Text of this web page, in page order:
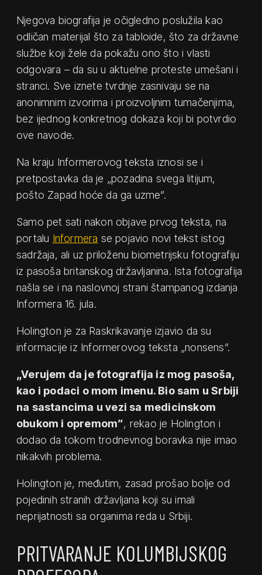
Njegova biografija je očigledno poslužila kao
odličan materijal što za tabloide, što za državne
službe koji žele da pokažu ono što i vlasti
odgovara – da su u aktuelne proteste umešani i
stranci. Sve iznete tvrdnje zasnivaju se na
anonimnim izvorima i proizvoljnim tumačenjima,
bez ijednog konkretnog dokaza koji bi potvrdio
ove navode.
Na kraju Informerovog teksta iznosi se i
pretpostavka da je „pozadina svega litijum,
pošto Zapad hoće da ga uzme”.
Samo pet sati nakon objave prvog teksta, na
portalu Informera se pojavio novi tekst istog
sadržaja, ali uz priloženu biometrijsku fotografiju
iz pasoša britanskog državljanina. Ista fotografija
našla se i na naslovnoj strani štampanog izdanja
Informera 16. jula.
Holington je za Raskrikavanje izjavio da su
informacije iz Informerovog teksta „nonsens”.
„Verujem da je fotografija iz mog pasoša,
kao i podaci o mom imenu. Bio sam u Srbiji
na sastancima u vezi sa medicinskom
obukom i opremom”, rekao je Holington i
dodao da tokom trodnevnog boravka nije imao
nikakvih problema.
Holington je, međutim, zasad prošao bolje od
pojedinih stranih državljana koji su imali
neprijatnosti sa organima reda u Srbiji.
PRITVARANJE KOLUMBIJSKOG